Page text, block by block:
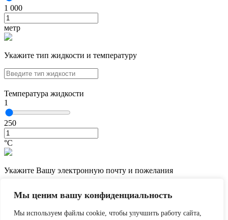
Мы ценим вашу конфиденциальность
Мы используем файлы cookie, чтобы улучшить работу сайта,
1 000
метр
Укажите тип жидкости и температуру
Температура жидкости
1
250
°С
Укажите Вашу электронную почту и пожелания